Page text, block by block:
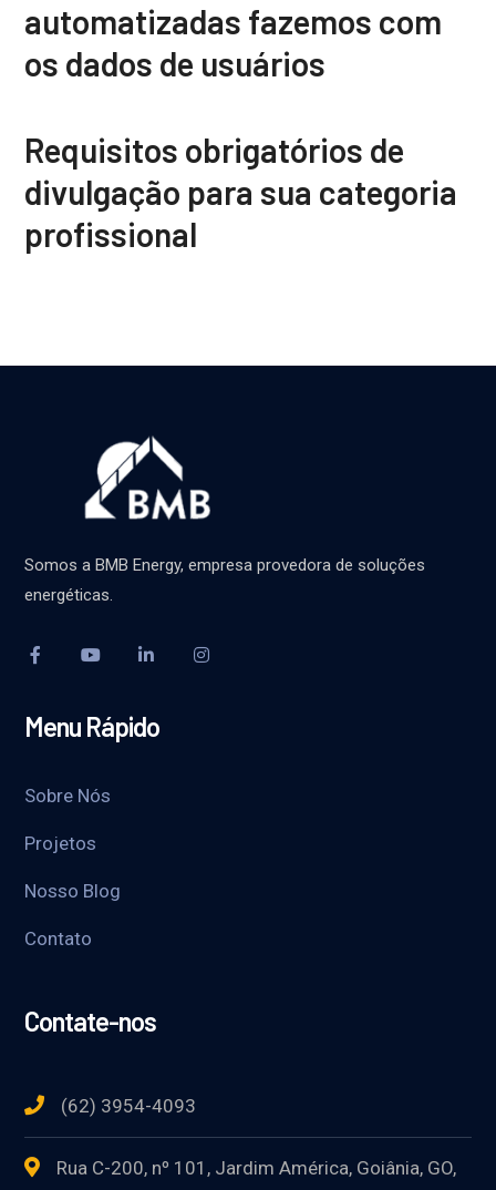
automatizadas fazemos com
os dados de usuários
Requisitos obrigatórios de
divulgação para sua categoria
profissional
Somos a BMB Energy, empresa provedora de soluções
energéticas.
Menu Rápido
Sobre Nós
Projetos
Nosso Blog
Contato
Contate-nos
(62) 3954-4093
Rua C-200, nº 101, Jardim América, Goiânia, GO,